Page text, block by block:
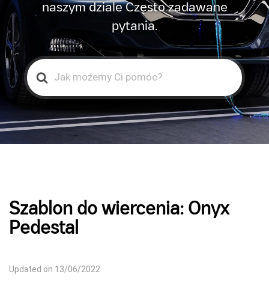
naszym dziale Często zadawane
pytania.
Search
For
Szablon do wiercenia: Onyx
Pedestal
Updated on 13/06/2022